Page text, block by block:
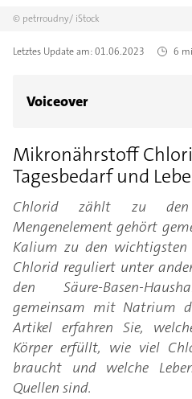
© petrroudny/ iStock
Letztes Update am:01.06.2023 6
Voiceover
Mikronährstoff
Tagesbedarf und
Chlorid zählt zu den
Mengenelement gehört
Kalium zu den wichtigsten
Chlorid reguliert unter
den Säure-Basen-
gemeinsam mit Natrium
Artikel erfahren Sie,
Körper erfüllt, wie viel
braucht und welche
Quellen sind.